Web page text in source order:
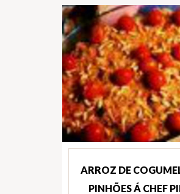
ARROZ DE
PINHÕES Á CHEF